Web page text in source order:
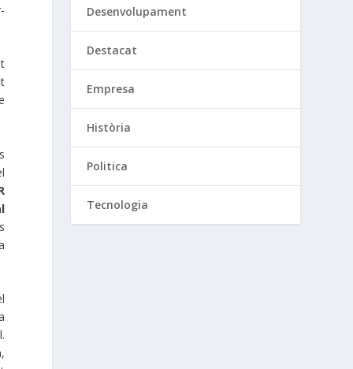
Desenvolupament
Destacat
Empresa
Història
Politica
Tecnologia